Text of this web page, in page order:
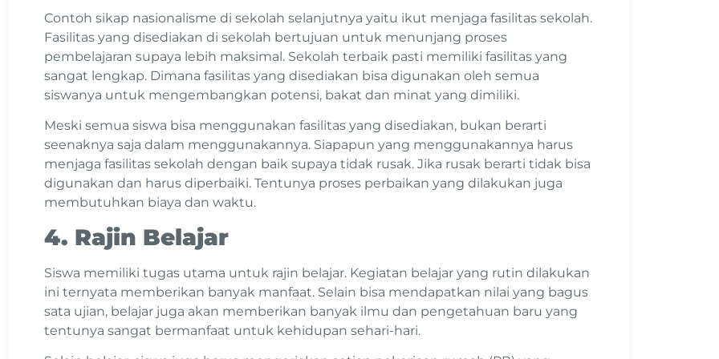
Contoh sikap nasionalisme di sekolah selanjutnya yaitu ikut menjaga fasilitas sekolah.
Fasilitas yang disediakan di sekolah bertujuan untuk menunjang proses
pembelajaran supaya lebih maksimal. Sekolah terbaik pasti memiliki fasilitas yang
sangat lengkap. Dimana fasilitas yang disediakan bisa digunakan oleh semua
siswanya untuk mengembangkan potensi, bakat dan minat yang dimiliki.
Meski semua siswa bisa menggunakan fasilitas yang disediakan, bukan berarti
seenaknya saja dalam menggunakannya. Siapapun yang menggunakannya harus
menjaga fasilitas sekolah dengan baik supaya tidak rusak. Jika rusak berarti tidak bisa
digunakan dan harus diperbaiki. Tentunya proses perbaikan yang dilakukan juga
membutuhkan biaya dan waktu.
4. Rajin Belajar
Siswa memiliki tugas utama untuk rajin belajar. Kegiatan belajar yang rutin dilakukan
ini ternyata memberikan banyak manfaat. Selain bisa mendapatkan nilai yang bagus
sata ujian, belajar juga akan memberikan banyak ilmu dan pengetahuan baru yang
tentunya sangat bermanfaat untuk kehidupan sehari-hari.